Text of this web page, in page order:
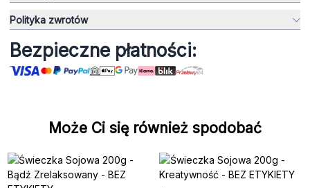
Polityka zwrotów
Bezpieczne płatności:
Może Ci się również spodobać